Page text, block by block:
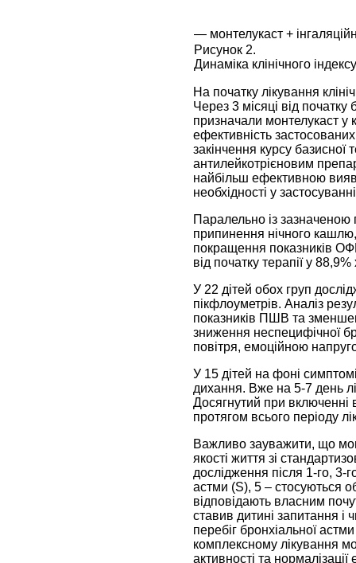
― монтелукаст +
Рисунок 2.
Динаміка клінічного
На початку лікування
Через 3 місяці від
призначали монтелукаст у
ефективність
закінчення курсу
антилейкотрієновим
найбільш ефективною
необхідності у
Паралельно із
припинення нічного кашлю,
покращення показників
від початку терапії у
У 22 дітей обох груп
пікфлоуметрів. Аналіз
показників ПШВ та
зниження неспецифічної
повітря, емоційною
У 15 дітей на фоні
дихання. Вже на 5-7 день
Досягнутий при включенні
протягом всього періоду
Важливо зауважити, що
якості життя зі
дослідження після 1-го, 3-
астми (S), 5 – стосуються
відповідають власним
ставив дитині запитання і
перебіг бронхіальної
комплексному лікування
активності та нормалізації